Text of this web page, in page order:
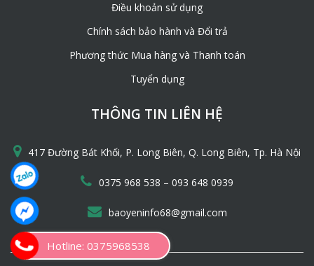
Điều khoản sử dụng
Chính sách bảo hành và Đổi trả
Phương thức Mua hàng và Thanh toán
Tuyển dụng
THÔNG TIN LIÊN HỆ
417 Đường Bát Khối, P. Long Biên, Q. Long Biên, Tp. Hà Nội
0375 968 538 – 093 648 0939
baoyeninfo68@gmail.com
Hotline: 0375968538